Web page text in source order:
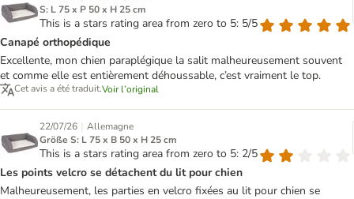
S: L 75 x P 50 x H 25 cm
This is a stars rating area from zero to 5: 5/5
Canapé orthopédique
Excellente, mon chien paraplégique la salit malheureusement souvent
et comme elle est entièrement déhoussable, c’est vraiment le top.
Cet avis a été traduit.Voir l’original
22/07/26 | Allemagne
Größe S: L 75 x B 50 x H 25 cm
This is a stars rating area from zero to 5: 2/5
Les points velcro se détachent du lit pour chien
Malheureusement, les parties en velcro fixées au lit pour chien se